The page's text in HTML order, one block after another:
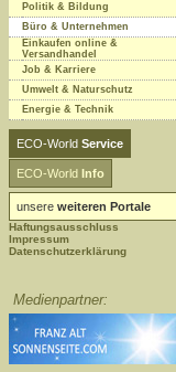
Politik & Bildung
Büro & Unternehmen
Einkaufen online &
Versandhandel
Job & Karriere
Umwelt & Naturschutz
Energie & Technik
ECO-World Service
ECO-World Info
unsere weiteren Portale
Haftungsausschluss
Impressum
Datenschutzerklärung
Medienpartner: